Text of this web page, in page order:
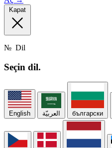
Kapat
№ Dil
Seçin dil.
English العربيّة български